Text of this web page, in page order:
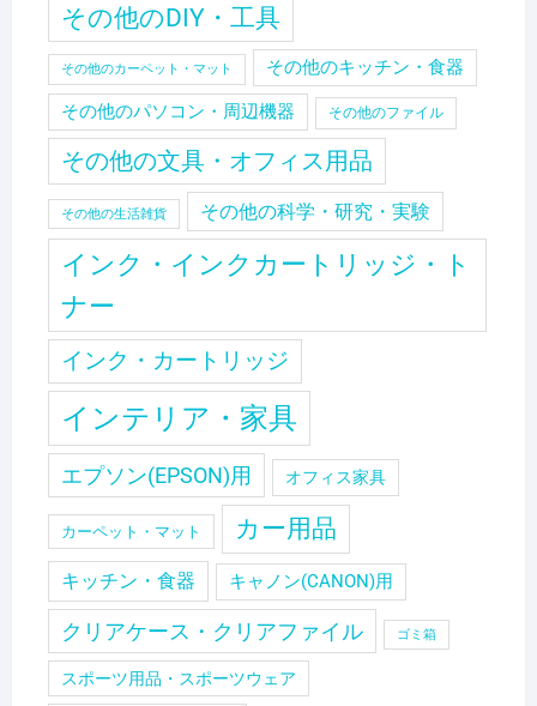
その他のDIY・工具
その他のカーペット・マット その他のキッチン・食器
その他のパソコン・周辺機器 その他のファイル
その他の文具・オフィス用品
その他の生活雑貨 その他の科学・研究・実験
インク・インクカートリッジ・ト
ナー
インク・カートリッジ
インテリア・家具
エプソン(EPSON)用 オフィス家具
カーペット・マット カー用品
キッチン・食器 キャノン(CANON)用
クリアケース・クリアファイル ゴミ箱
スポーツ用品・スポーツウェア